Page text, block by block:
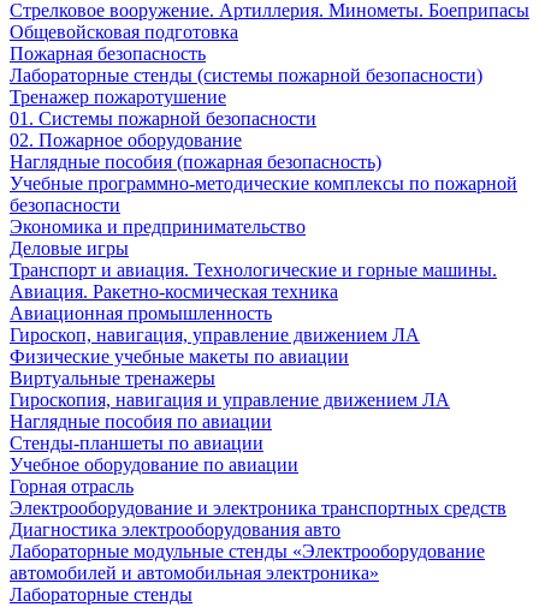
Стрелковое вооружение. Артиллерия. Минометы. Боеприпасы
Общевойсковая подготовка
Пожарная безопасность
Лабораторные стенды (системы пожарной безопасности)
Тренажер пожаротушение
01. Системы пожарной безопасности
02. Пожарное оборудование
Наглядные пособия (пожарная безопасность)
Учебные программно-методические комплексы по пожарной
безопасности
Экономика и предпринимательство
Деловые игры
Транспорт и авиация. Технологические и горные машины.
Авиация. Ракетно-космическая техника
Авиационная промышленность
Гироскоп, навигация, управление движением ЛА
Физические учебные макеты по авиации
Виртуальные тренажеры
Гироскопия, навигация и управление движением ЛА
Наглядные пособия по авиации
Стенды-планшеты по авиации
Учебное оборудование по авиации
Горная отрасль
Электрооборудование и электроника транспортных средств
Диагностика электрооборудования авто
Лабораторные модульные стенды «Электрооборудование
автомобилей и автомобильная электроника»
Лабораторные стенды